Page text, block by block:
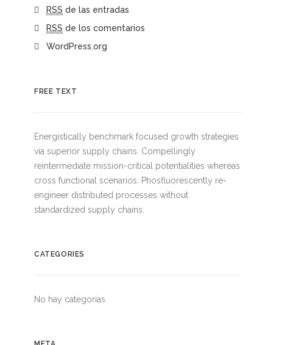
RSS de las entradas
RSS de los comentarios
WordPress.org
FREE TEXT
Energistically benchmark focused growth strategies
via superior supply chains. Compellingly
reintermediate mission-critical potentialities whereas
cross functional scenarios. Phosfluorescently re-
engineer distributed processes without
standardized supply chains.
CATEGORIES
No hay categorías